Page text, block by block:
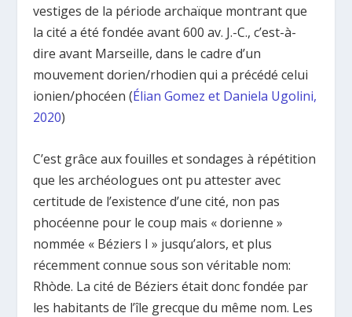
vestiges de la période archaïque montrant que
la cité a été fondée avant 600 av. J.-C., c’est-à-
dire avant Marseille, dans le cadre d’un
mouvement dorien/rhodien qui a précédé celui
ionien/phocéen (Élian Gomez et Daniela Ugolini,
2020)
C’est grâce aux fouilles et sondages à répétition
que les archéologues ont pu attester avec
certitude de l’existence d’une cité, non pas
phocéenne pour le coup mais « dorienne »
nommée « Béziers I » jusqu’alors, et plus
récemment connue sous son véritable nom:
Rhòde. La cité de Béziers était donc fondée par
les habitants de l’île grecque du même nom. Les